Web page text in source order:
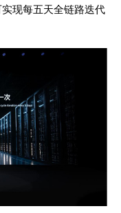
现每五天全链路迭代